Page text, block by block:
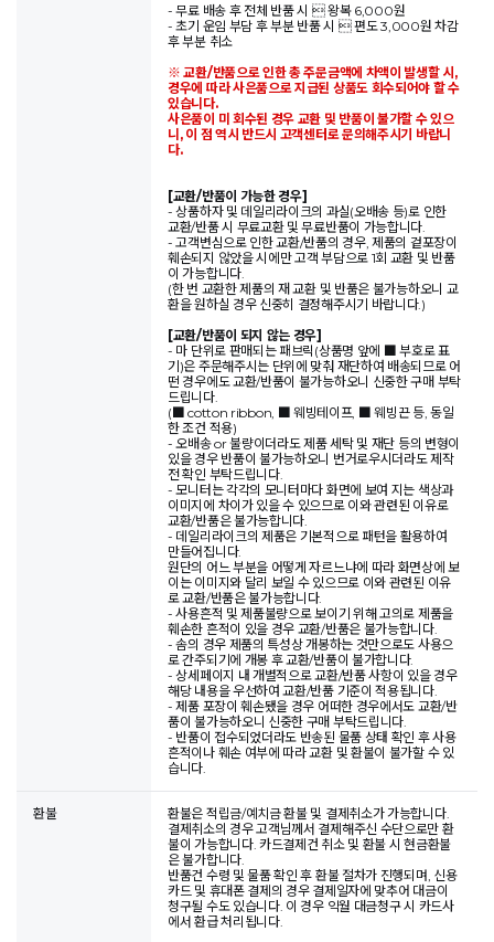
- 무료 배송 후 전체 반품 시  왕복 6,000원
- 초기 운임 부담 후 부분 반품 시  편도 3,000원 차감
후 부분 취소
※ 교환/반품으로 인한 총 주문금액에 차액이 발생할 시,
경우에 따라 사은품으로 지급된 상품도 회수되어야 할 수
있습니다.
사은품이 미 회수된 경우 교환 및 반품이 불가할 수 있으
니, 이 점 역시 반드시 고객센터로 문의해주시기 바랍니
다.
[교환/반품이 가능한 경우]
- 상품하자 및 데일리라이크의 과실(오배송 등)로 인한
교환/반품 시 무료교환 및 무료반품이 가능합니다.
- 고객변심으로 인한 교환/반품의 경우, 제품의 겉포장이
훼손되지 않았을 시에만 고객 부담으로 1회 교환 및 반품
이 가능합니다.
(한 번 교환한 제품의 재 교환 및 반품은 불가능하오니 교
환을 원하실 경우 신중히 결정해주시기 바랍니다.)
[교환/반품이 되지 않는 경우]
- 마 단위로 판매되는 패브릭(상품명 앞에 ■ 부호로 표
기)은 주문해주시는 단위에 맞춰 재단하여 배송되므로 어
떤 경우에도 교환/반품이 불가능하오니 신중한 구매 부탁
드립니다.
(■ cotton ribbon, ■ 웨빙테이프, ■ 웨빙끈 등, 동일
한 조건 적용)
- 오배송 or 불량이더라도 제품 세탁 및 재단 등의 변형이
있을 경우 반품이 불가능하오니 번거로우시더라도 제작
전 확인 부탁드립니다.
- 모니터는 각각의 모니터마다 화면에 보여 지는 색상과
이미지에 차이가 있을 수 있으므로 이와 관련된 이유로
교환/반품은 불가능합니다.
- 데일리라이크의 제품은 기본적으로 패턴을 활용하여
만들어집니다.
원단의 어느 부분을 어떻게 자르느냐에 따라 화면상에 보
이는 이미지와 달리 보일 수 있으므로 이와 관련된 이유
로 교환/반품은 불가능합니다.
- 사용흔적 및 제품불량으로 보이기 위해 고의로 제품을
훼손한 흔적이 있을 경우 교환/반품은 불가능합니다.
- 솜의 경우 제품의 특성상 개봉하는 것만으로도 사용으
로 간주되기에 개봉 후 교환/반품이 불가합니다.
- 상세페이지 내 개별적으로 교환/반품 사항이 있을 경우
해당 내용을 우선하여 교환/반품 기준이 적용됩니다.
- 제품 포장이 훼손됐을 경우 어떠한 경우에서도 교환/반
품이 불가능하오니 신중한 구매 부탁드립니다.
- 반품이 접수되었더라도 반송된 물품 상태 확인 후 사용
흔적이나 훼손 여부에 따라 교환 및 환불이 불가할 수 있
습니다.
환불
환불은 적립금/예치금 환불 및 결제취소가 가능합니다.
결제취소의 경우 고객님께서 결제해주신 수단으로만 환
불이 가능합니다. 카드결제건 취소 및 환불 시 현금환불
은 불가합니다.
반품건 수령 및 물품 확인 후 환불 절차가 진행되며, 신용
카드 및 휴대폰 결제의 경우 결제일자에 맞추어 대금이
청구될 수도 있습니다. 이 경우 익월 대금청구 시 카드사
에서 환급 처리됩니다.